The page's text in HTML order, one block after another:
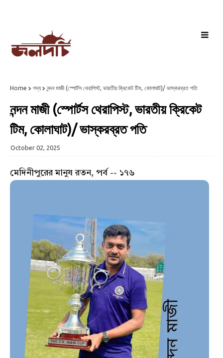
Home গদ্য নন্দন মাজী (স্পোর্টস থেরাপিস্ট, ভারতীয় ক্রিকেট টিম, কোলাঘাট)/ ভাস্করব্রত পতি
নন্দন মাজী (স্পোর্টস থেরাপিস্ট, ভারতীয় ক্রিকেট
টিম, কোলাঘাট)/ ভাস্করব্রত পতি
October 02, 2025
মেদিনীপুরের মানুষ রতন, পর্ব -- ১৭৬